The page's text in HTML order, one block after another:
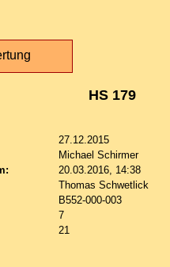
HS 179
27.12.2015
Michael Schirmer
20.03.2016, 14:38
Thomas Schwetlick
B552-000-003
7
21